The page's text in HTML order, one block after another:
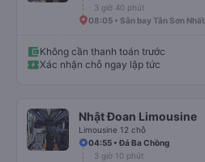
3 giờ 40 phút
08:05 • Sân bay Tân Sơn Nhất
Không cần thanh toán trước
Xác nhận chỗ ngay lập tức
Nhật Đoan Limousine
Limousine 12 chỗ
04:55 • Đá Ba Chồng
3 giờ 10 phút